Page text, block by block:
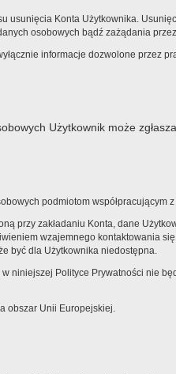
usunięcia Konta Użytkownika.
osobowych bądź zażądania
informacje dozwolone przez
Użytkownik może
podmiotom współpracującym
przy zakładaniu Konta, dane
wzajemnego kontaktowania
być dla Użytkownika niedostępna.
niniejszej Polityce Prywatności nie
obszar Unii Europejskiej.